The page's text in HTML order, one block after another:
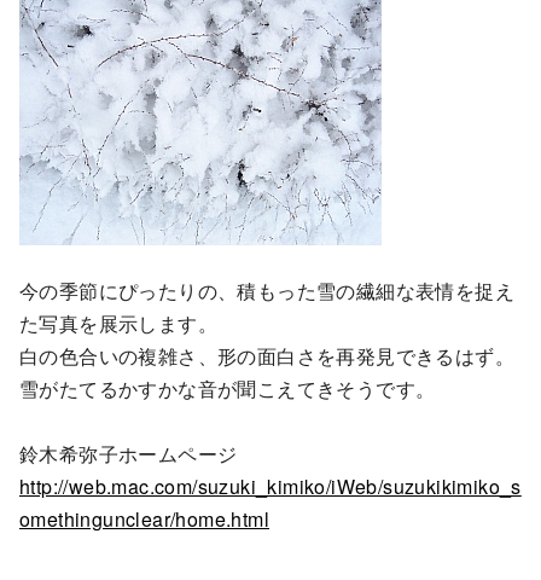
今の季節にぴったりの、積もった雪の繊細な表情を捉え
た写真を展示します。
白の色合いの複雑さ、形の面白さを再発見できるはず。
雪がたてるかすかな音が聞こえてきそうです。
鈴木希弥子ホームページ
http://web.mac.com/suzuki_kimiko/iWeb/suzukikimiko_s
omethingunclear/home.html